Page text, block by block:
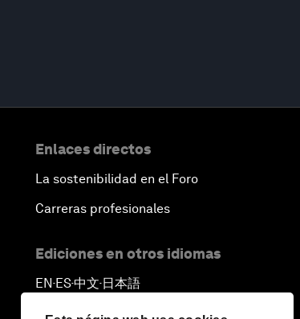
Enlaces directos
La sostenibilidad en el Foro
Carreras profesionales
Ediciones en otros idiomas
EN ▪ES▪中文▪ 日本語